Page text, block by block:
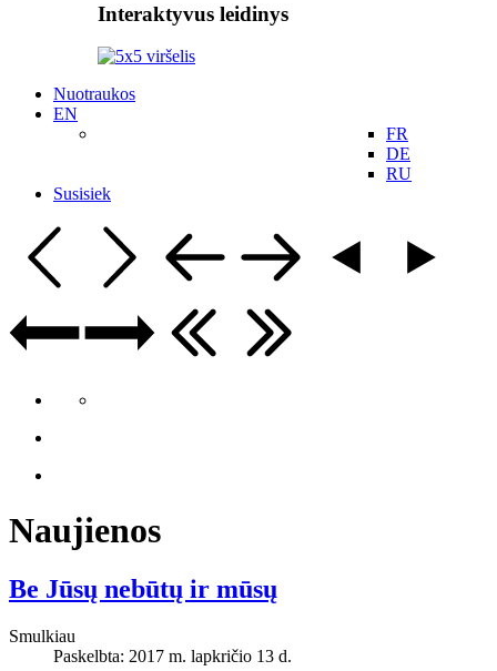
Interaktyvus leidinys
Nuotraukos
EN
FR
DE
RU
Susisiek
Naujienos
Be Jūsų nebūtų ir mūsų
Smulkiau
Paskelbta: 2017 m. lapkričio 13 d.